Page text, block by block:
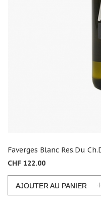
Faverges Blanc Res.du
CHF 122.00
AJOUTER AU PANIER